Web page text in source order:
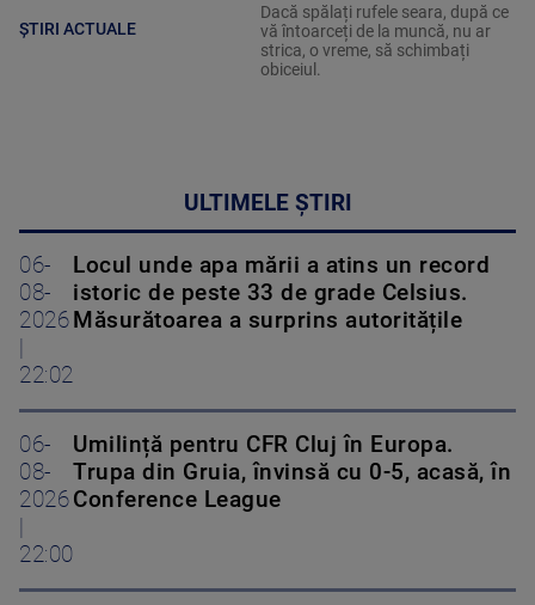
ȘTIRI ACTUALE
Dacă spălați rufele seara, după ce
vă întoarceți de la muncă, nu ar
strica, o vreme, să schimbați
obiceiul.
ULTIMELE ȘTIRI
06-
08-
2026
22:02
Locul unde apa mării a atins un record
istoric de peste 33 de grade Celsius.
Măsurătoarea a surprins autoritățile
06-
08-
2026
22:00
Umilință pentru CFR Cluj în Europa.
Trupa din Gruia, învinsă cu 0-5, acasă, în
Conference League